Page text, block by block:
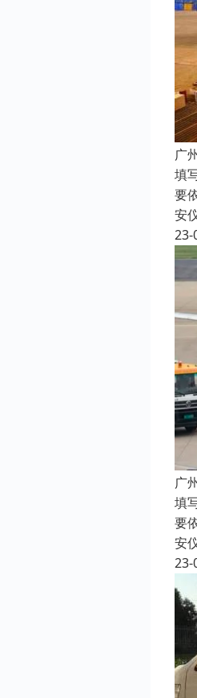
广
填
要
安
23-
广
填
要
安
23-